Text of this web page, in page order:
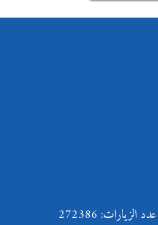
عدد الزيارات: 272386